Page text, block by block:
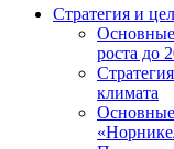
Стратегия и
Основные
роста до
климата
Основные